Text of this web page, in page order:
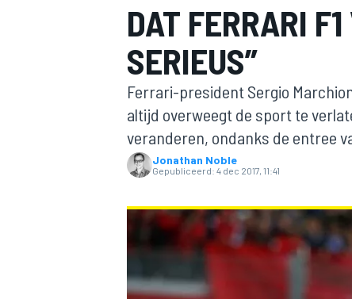
MOTOGP
DAT FERRARI
SERIEUS”
Ferrari-president Sergio
altijd overweegt de sport te
veranderen, ondanks de entree
Jonathan Noble
Gepubliceerd: 4 dec 2017, 11:41